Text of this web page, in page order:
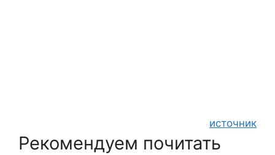
источник
Рекомендуем почитать